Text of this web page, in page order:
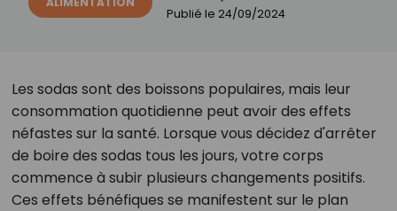
Publié le 24/09/2024
Les sodas sont des boissons populaires, mais leur
consommation quotidienne peut avoir des effets
néfastes sur la santé. Lorsque vous décidez d'arrêter
de boire des sodas tous les jours, votre corps
commence à subir plusieurs changements positifs.
Ces effets bénéfiques se manifestent sur le plan